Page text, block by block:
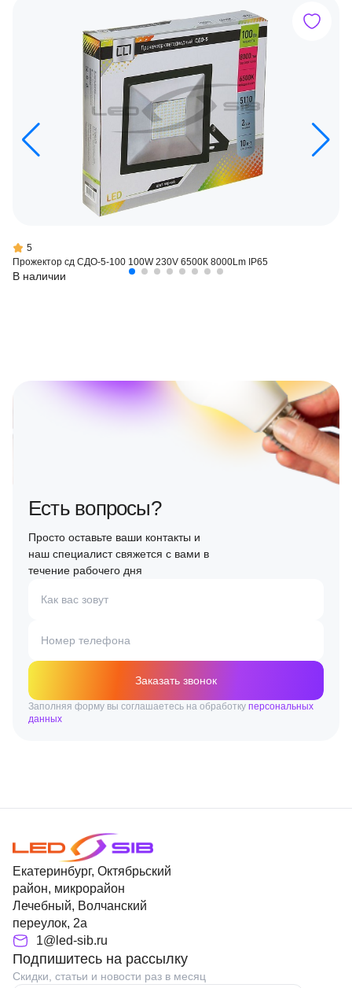
5
Прожектор сд СДО-5-100 100W 230V 6500К 8000Lm IP65
В наличии
Есть вопросы?
Просто оставьте ваши контакты и
наш специалист свяжется с вами в
течение рабочего дня
Как вас зовут
Номер телефона
Заказать звонок
Заполняя форму вы соглашаетесь на обработку персональных
данных
Екатеринбург, Октябрьский
район, микрорайон
Лечебный, Волчанский
переулок, 2а
1@led-sib.ru
Подпишитесь на рассылку
Скидки, статьи и новости раз в месяц